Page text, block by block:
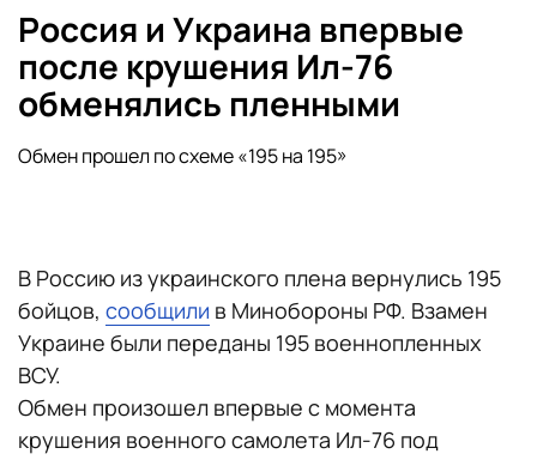
Россия и Украина впервые
после крушения Ил-76
обменялись пленными
Обмен прошел по схеме «195 на 195»
В Россию из украинского плена вернулись 195
бойцов, сообщили в Минобороны РФ. Взамен
Украине были переданы 195 военнопленных
ВСУ.
Обмен произошел впервые с момента
крушения военного самолета Ил-76 под